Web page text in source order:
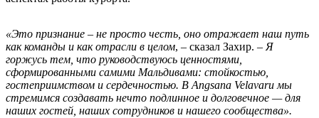
«Это признание – не просто честь, оно отражает наш путь
как команды и как отрасли в целом, – сказал Захир. –Я
горжусь тем, что руководствуюсь ценностями,
сформированными самими Мальдивами: стойкостью,
гостеприимством и сердечностью. ВAngsana Velavaruмы
стремимся создавать нечто подлинное и долговечное — для
наших гостей, наших сотрудников и нашего сообщества».